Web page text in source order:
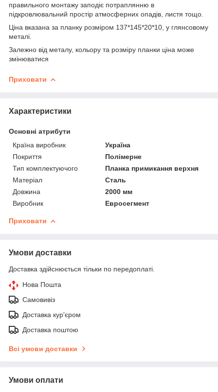
правильного монтажу заподіє потраплянню в
підкровлювальний простір атмосферних опадів, листя тощо.
Ціна вказана за планку розміром 137*145*20*10, у глянсовому
металі.
Залежно від металу, кольору та розміру планки ціна може
змінюватися
Приховати
Характеристики
Основні атрибути
Країна виробник
Україна
Покриття
Полімерне
Тип комплектуючого
Планка примикання верхня
Матеріал
Сталь
Довжина
2000 мм
Виробник
Евросегмент
Приховати
Умови доставки
Доставка здійснюється тільки по передоплаті.
Нова Пошта
Самовивіз
Доставка кур'єром
Доставка поштою
Всі умови доставки
Умови оплати